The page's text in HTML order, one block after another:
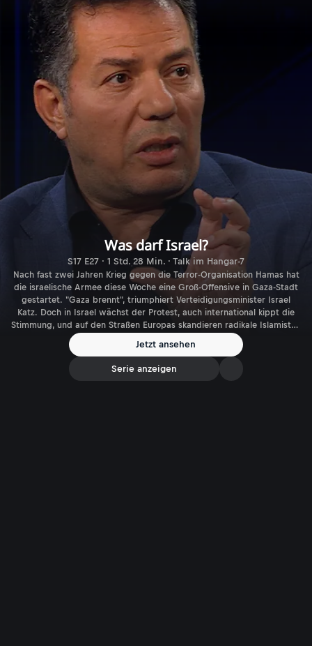
Was darf Israel?
S17 E27 · 1 Std. 28 Min. · Talk im Hangar-7
Nach fast zwei Jahren Krieg gegen die Terror-Organisation Hamas hat
die israelische Armee diese Woche eine Groß-Offensive in Gaza-Stadt
gestartet. "Gaza brennt", triumphiert Verteidigungsminister Israel
Katz. Doch in Israel wächst der Protest, auch international kippt die
Stimmung, und auf den Straßen Europas skandieren radikale Islamisten
und linke Aktivisten antisemitische Parolen. Ist das Vorgehen Israels im
Gazastreifen noch zu rechtfertigen? Was tun gegen die neue Welle des
Antisemitismus?
Jetzt ansehen
Serie anzeigen